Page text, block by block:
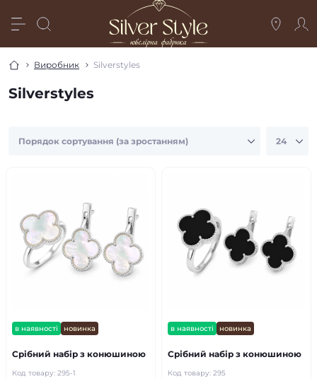
Виробник Silverstyles
Silverstyles
в наявності новинка
Срібний набір з конюшиною
Код товару: 295-1
в наявності новинка
Срібний набір з конюшиною
Код товару: 295